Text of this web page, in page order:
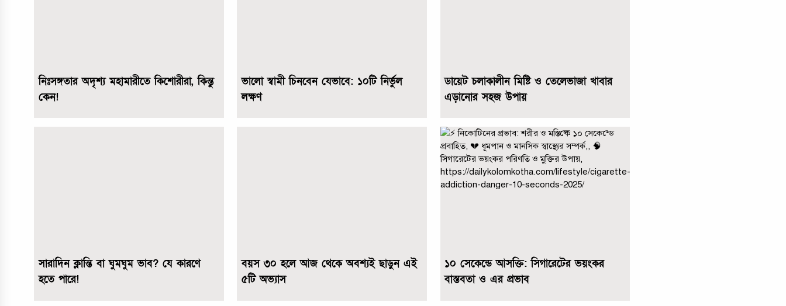
নিঃসঙ্গতার অদৃশ্য মহামারীতে কিশোরীরা, কিন্তু
কেন!
ভালো স্বামী চিনবেন যেভাবে: ১০টি নির্ভুল
লক্ষণ
ডায়েট চলাকালীন মিষ্টি ও তেলেভাজা খাবার
এড়ানোর সহজ উপায়
সারাদিন ক্লান্তি বা ঘুমঘুম ভাব? যে কারণে
হতে পারে!
বয়স ৩০ হলে আজ থেকে অবশ্যই ছাড়ুন এই
৫টি অভ্যাস
১০ সেকেন্ডে আসক্তি: সিগারেটের ভয়ংকর
বাস্তবতা ও এর প্রভাব